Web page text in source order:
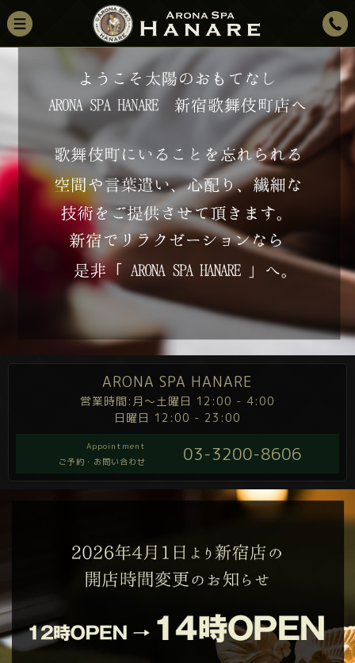
ARONA SPA HANARE
営業時間:月～土曜日 12:00 - 4:00
日曜日 12:00 - 23:00
Appointment
ご予約・お問い合わせ
03-3200-8606